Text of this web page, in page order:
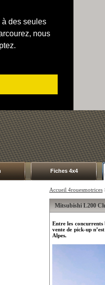
à des seules
nous
Fiches 4x4
Accueil 4rouesmotrices
Mitsubishi L200
Entre les
vente de pick-up
Alpes.